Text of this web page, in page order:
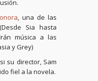
, una de las
Sia hasta
música a las
y Grey)
su director, Sam
fiel a la novela.